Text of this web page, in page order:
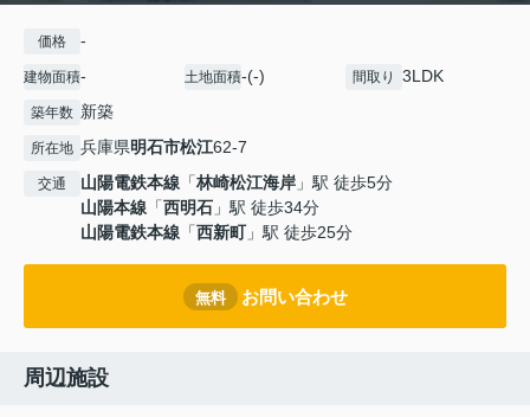
価格 -
建物面積- 土地面積-(-) 間取り 3LDK
築年数 新築
所在地 兵庫県明石市松江62-7
交通 山陽電鉄本線 「林崎松江海岸 」駅 徒歩5分
山陽本線 「西明石 」駅 徒歩34分
山陽電鉄本線 「西新町」駅 徒歩25分
無料 お問い合わせ
周辺施設